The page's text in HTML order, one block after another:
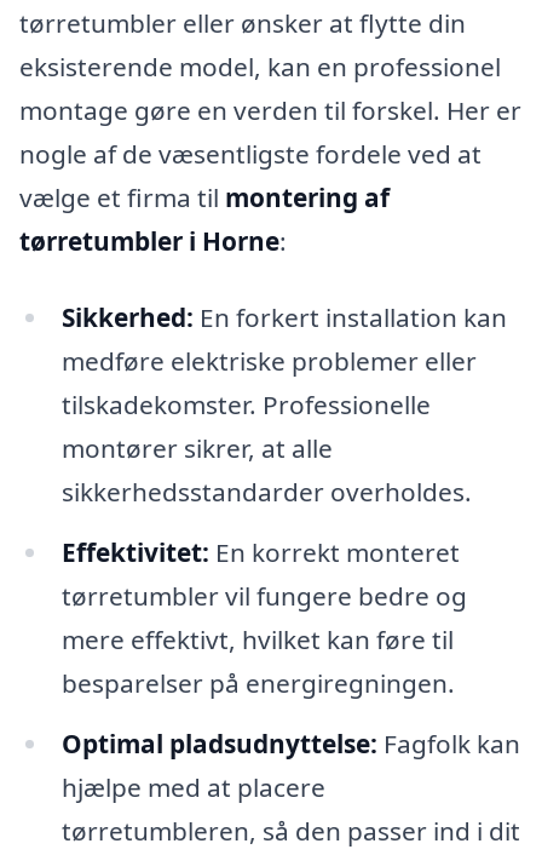
tørretumbler eller ønsker at flytte din
eksisterende model, kan en professionel
montage gøre en verden til forskel. Her er
nogle af de væsentligste fordele ved at
vælge et firma til montering af
tørretumbler i Horne:
Sikkerhed: En forkert installation kan
medføre elektriske problemer eller
tilskadekomster. Professionelle
montører sikrer, at alle
sikkerhedsstandarder overholdes.
Effektivitet: En korrekt monteret
tørretumbler vil fungere bedre og
mere effektivt, hvilket kan føre til
besparelser på energiregningen.
Optimal pladsudnyttelse: Fagfolk kan
hjælpe med at placere
tørretumbleren, så den passer ind i dit